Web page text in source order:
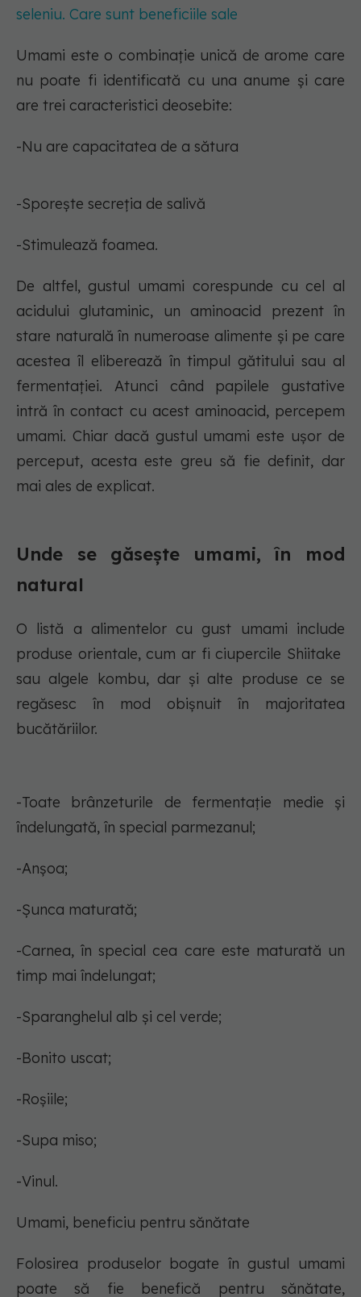
seleniu. Care sunt beneficiile sale
Umami este o combinație unică de arome care
nu poate fi identificată cu una anume și care
are trei caracteristici deosebite:
-Nu are capacitatea de a sătura
-Sporește secreția de salivă
-Stimulează foamea.
De altfel, gustul umami corespunde cu cel al
acidului glutaminic, un aminoacid prezent în
stare naturală în numeroase alimente și pe care
acestea îl eliberează în timpul gătitului sau al
fermentației. Atunci când papilele gustative
intră în contact cu acest aminoacid, percepem
umami. Chiar dacă gustul umami este ușor de
perceput, acesta este greu să fie definit, dar
mai ales de explicat.
Unde se găsește umami, în mod
natural
O listă a alimentelor cu gust umami include
produse orientale, cum ar fi ciupercile Shiitake
sau algele kombu, dar și alte produse ce se
regăsesc în mod obișnuit în majoritatea
bucătăriilor.
-Toate brânzeturile de fermentație medie și
îndelungată, în special parmezanul;
-Anșoa;
-Șunca maturată;
-Carnea, în special cea care este maturată un
timp mai îndelungat;
-Sparanghelul alb și cel verde;
-Bonito uscat;
-Roșiile;
-Supa miso;
-Vinul.
Umami, beneficiu pentru sănătate
Folosirea produselor bogate în gustul umami
poate să fie benefică pentru sănătate,